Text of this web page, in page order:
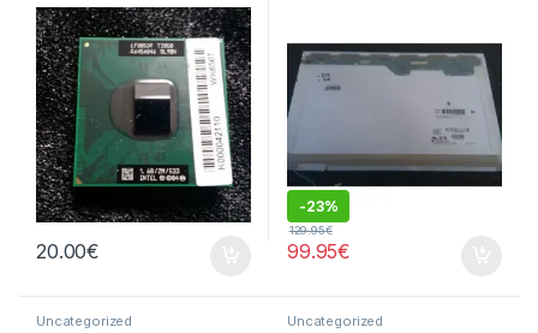
20.00€
-23%
99.95€
129.95€
Uncategorized Uncategorized